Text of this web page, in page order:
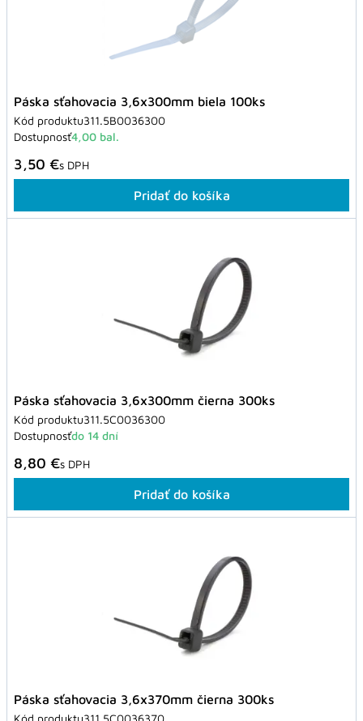
Páska sťahovacia 3,6x300mm biela 100ks
Kód produktu311.5B0036300
Dostupnosť4,00 bal.
3,50 €s DPH
Pridať do košíka
Páska sťahovacia 3,6x300mm čierna 300ks
Kód produktu311.5C0036300
Dostupnosťdo 14 dní
8,80 €s DPH
Pridať do košíka
Páska sťahovacia 3,6x370mm čierna 300ks
Kód produktu311.5C0036370